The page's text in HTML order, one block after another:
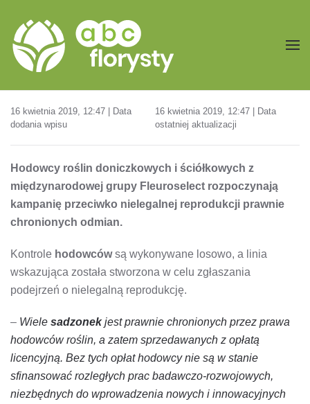
Przejdź do treści głównej
16 kwietnia 2019, 12:47 | Data
dodania wpisu
16 kwietnia 2019, 12:47 | Data
ostatniej aktualizacji
Hodowcy roślin doniczkowych i ściółkowych z
międzynarodowej grupy Fleuroselect rozpoczynają
kampanię przeciwko nielegalnej reprodukcji prawnie
chronionych odmian.
Kontrole hodowcówsą wykonywane losowo, a linia
wskazująca została stworzona w celu zgłaszania
podejrzeń o nielegalną reprodukcję.
– Wiele sadzonekjest prawnie chronionych przez prawa
hodowców roślin, a zatem sprzedawanych z opłatą
licencyjną. Bez tych opłat hodowcy nie są w stanie
sfinansować rozległych prac badawczo-rozwojowych,
niezbędnych do wprowadzenia nowych i innowacyjnych